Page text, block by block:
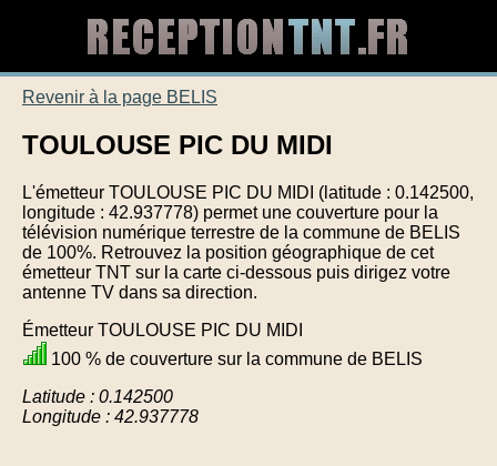
Revenir à la page BELIS
TOULOUSE PIC DU MIDI
L'émetteur TOULOUSE PIC DU MIDI (latitude : 0.142500,
longitude : 42.937778) permet une couverture pour la
télévision numérique terrestre de la commune de BELIS
de 100%. Retrouvez la position géographique de cet
émetteur TNT sur la carte ci-dessous puis dirigez votre
antenne TV dans sa direction.
Émetteur TOULOUSE PIC DU MIDI
100 % de couverture sur la commune de BELIS
Latitude : 0.142500
Longitude : 42.937778